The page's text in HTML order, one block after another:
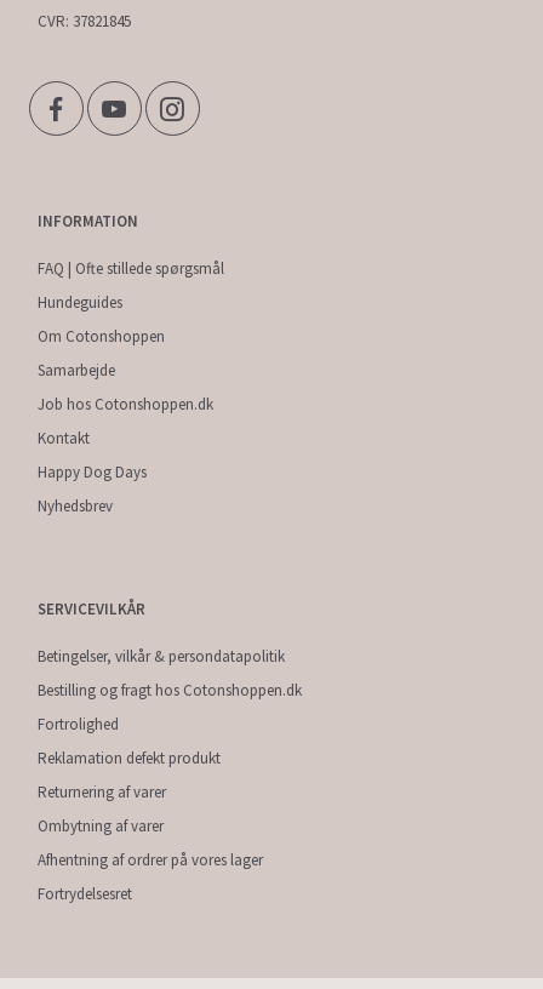
CVR: 37821845
INFORMATION
FAQ | Ofte stillede spørgsmål
Hundeguides
Om Cotonshoppen
Samarbejde
Job hos Cotonshoppen.dk
Kontakt
Happy Dog Days
Nyhedsbrev
SERVICEVILKÅR
Betingelser, vilkår & persondatapolitik
Bestilling og fragt hos Cotonshoppen.dk
Fortrolighed
Reklamation defekt produkt
Returnering af varer
Ombytning af varer
Afhentning af ordrer på vores lager
Fortrydelsesret